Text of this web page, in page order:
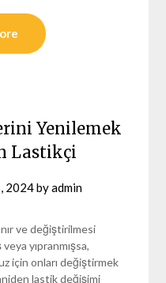
Yenilemek
Lastikçi
2024byadmin
ve değiştirilmesi
yıpranmışsa,
için onları değiştirmek
lastik değişimi